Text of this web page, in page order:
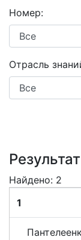
Номер:
Отрасль
Найдено: 2
1